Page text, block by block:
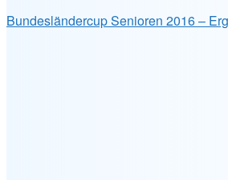
Bundesländercup Senioren 2016 –